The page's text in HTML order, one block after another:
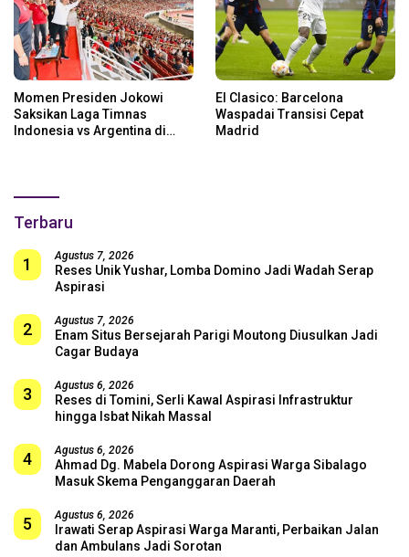
Momen Presiden Jokowi
Saksikan Laga Timnas
Indonesia vs Argentina di
El Clasico: Barcelona
Waspadai Transisi Cepat
Madrid
Terbaru
1 Agustus 7, 2026
Reses Unik Yushar, Lomba Domino Jadi Wadah Serap
Aspirasi
2 Agustus 7, 2026
Enam Situs Bersejarah Parigi Moutong Diusulkan Jadi
Cagar Budaya
3 Agustus 6, 2026
Reses di Tomini, Serli Kawal Aspirasi Infrastruktur
hingga Isbat Nikah Massal
4 Agustus 6, 2026
Ahmad Dg. Mabela Dorong Aspirasi Warga Sibalago
Masuk Skema Penganggaran Daerah
5 Agustus 6, 2026
Irawati Serap Aspirasi Warga Maranti, Perbaikan Jalan
dan Ambulans Jadi Sorotan